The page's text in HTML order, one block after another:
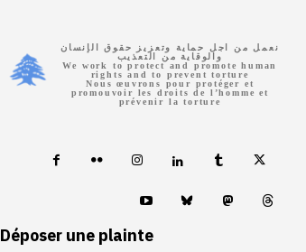
نعمل من اجل حماية وتعزيز حقوق الإنسان
والوقاية من التعذيب
We work to protect and promote human
rights and to prevent torture
Nous œuvrons pour protéger et
promouvoir les droits de l’homme et
prévenir la torture
Déposer une plainte